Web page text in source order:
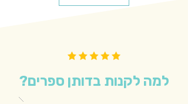
למה לקנות בדותן ספרים?